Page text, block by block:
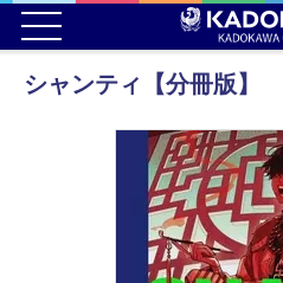
シャンティ【分冊版】